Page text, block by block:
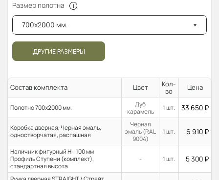
Размер полотна
700x2000 мм.
ДРУГИЕ РАЗМЕРЫ
Состав комплекта Цвет
Кол-
во
Цена
Полотно 700x2000 мм.
Дуб
карамель
1 шт. 33 650 ₽
Коробка дверная, Черная эмаль,
одностворчатая, распашная
Черная
эмаль (RAL
9004)
1 шт. 6 910 ₽
Наличник фигурный H=100 мм
Профиль Ступени (комплект),
стандартная высота
- 1 шт. 5 300 ₽